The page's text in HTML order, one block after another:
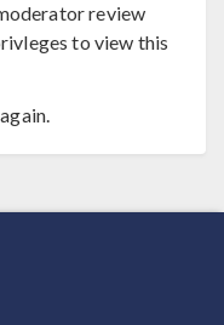
review
to view this